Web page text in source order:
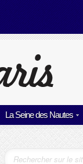
La Seine des Nautes